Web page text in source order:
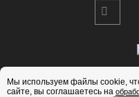
Мы используем файлы cookie,
сайте, вы соглашаетесь на